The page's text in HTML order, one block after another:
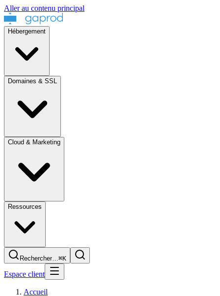
Aller au contenu principal
Hébergement
Domaines & SSL
Cloud & Marketing
Ressources
Rechercher…⌘K
Espace client
Accueil